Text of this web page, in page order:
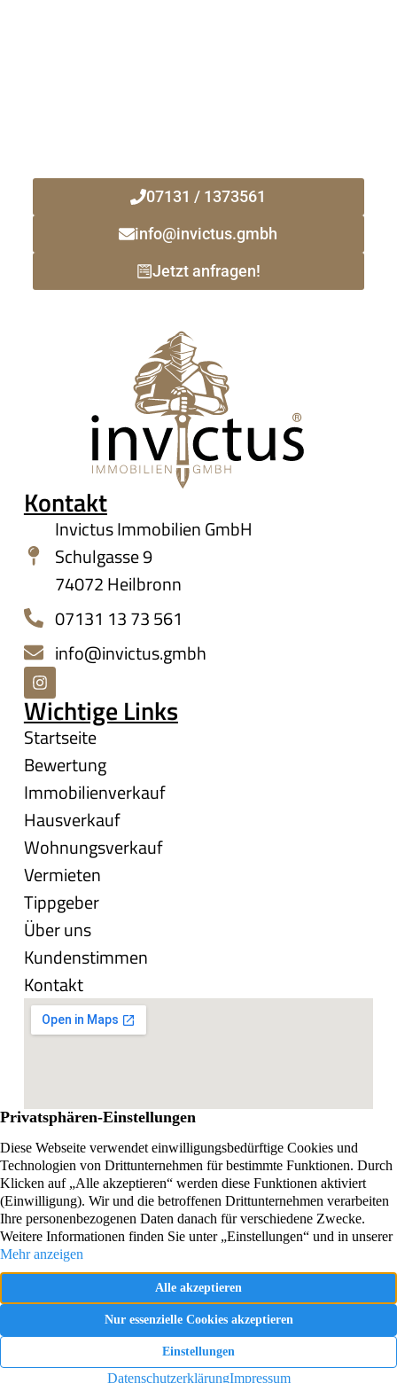
07131 / 1373561
info@invictus.gmbh
Jetzt anfragen!
Kontakt
Invictus Immobilien GmbH
Schulgasse 9
74072 Heilbronn
07131 13 73 561
info@invictus.gmbh
Wichtige Links
Startseite
Bewertung
Immobilienverkauf
Hausverkauf
Wohnungsverkauf
Vermieten
Tippgeber
Über uns
Kundenstimmen
Kontakt
Webdesign und SEO realisiert von Online Marketing
Agentur Almaron
Datenschutzerklärung
Vertrag widerrufen